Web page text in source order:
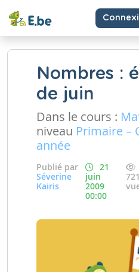
Nombres :
de juin
Dans le cours :
niveau Primaire –
année
Publié par
Séverine
Kairis
21
juin
2009
00:00